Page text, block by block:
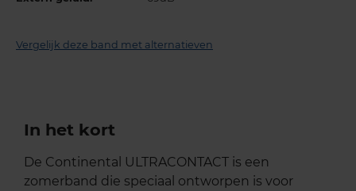
Vergelijk deze band met alternatieven
In het kort
De Continental ULTRACONTACT is een
zomerband die speciaal ontworpen is voor